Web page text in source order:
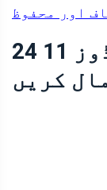
اور محفوظ
طریقہ 4. ونڈوز 11 24H2 ISO
کریں